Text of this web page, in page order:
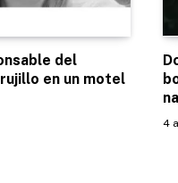
del
en un motel
4